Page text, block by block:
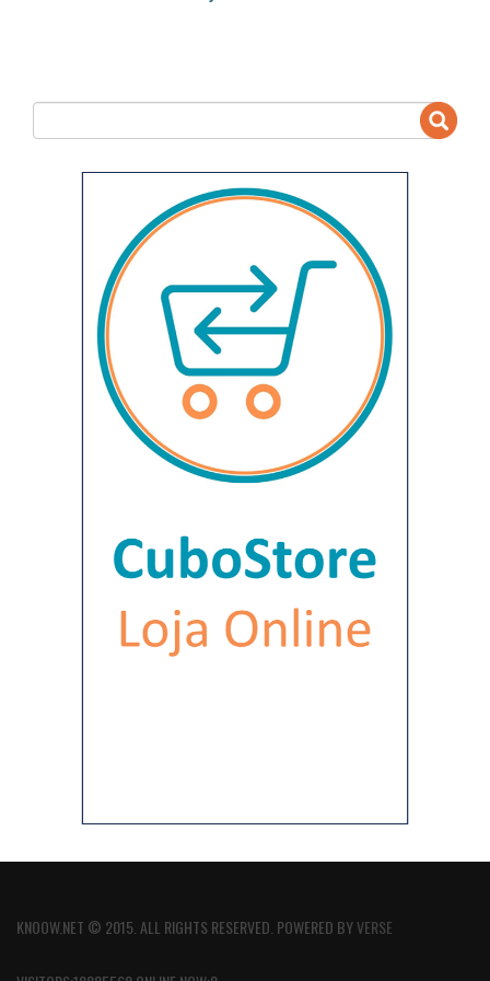
KNOOW.NET © 2015. ALL RIGHTS RESERVED. POWERED BYVERSE